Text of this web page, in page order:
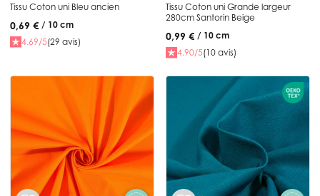
Tissu Coton uni Bleu ancien
0,69 € / 10 cm
4.69/5(29 avis)
Tissu Coton uni Grande largeur
280cm Santorin Beige
0,99 € / 10 cm
4.90/5(10 avis)